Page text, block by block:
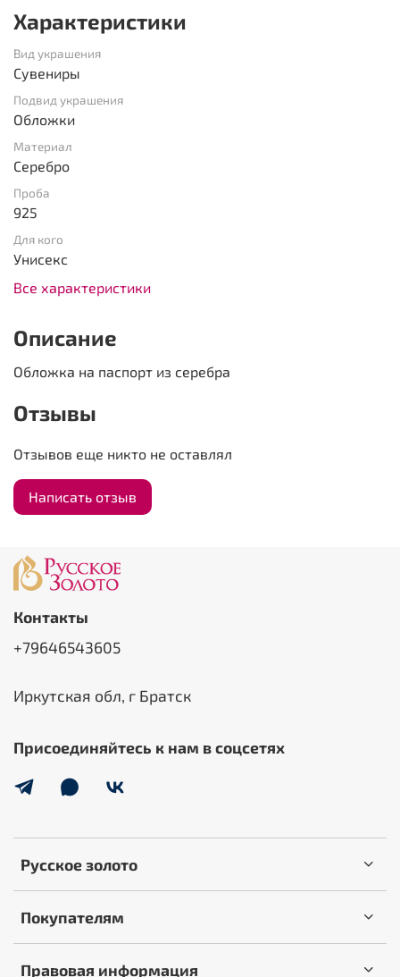
Характеристики
Вид украшения
Сувениры
Подвид украшения
Обложки
Материал
Серебро
Проба
925
Для кого
Унисекс
Все характеристики
Описание
Обложка на паспорт из серебра
Отзывы
Отзывов еще никто не оставлял
Написать отзыв
Русское золото
Покупателям
Правовая информация
Контакты
+79646543605
Иркутская обл, г Братск
Присоединяйтесь к нам в соцсетях